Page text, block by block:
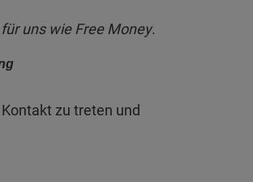
uns wie Free Money.
zu treten und